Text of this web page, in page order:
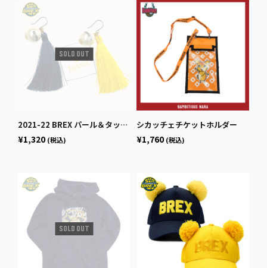
2021-22 BREX パール＆タッセル イヤリング
¥1,320 (税込)
シカッチェチケットホルダー
¥1,760 (税込)